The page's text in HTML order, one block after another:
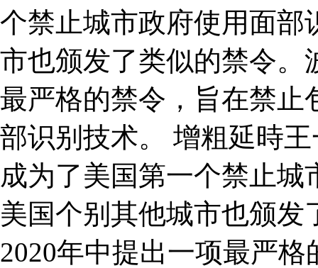
个禁止城市政府使用面部
市也颁发了类似的禁令。
最严格的禁令，旨在禁止
部识别技术。 增粗延時
成为了美国第一个禁止
美国个别其他城市也颁
2020年中提出一项最严